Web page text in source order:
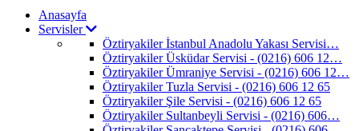
Anasayfa
Servisler
Öztiryakiler İstanbul Anadolu Yakası Servisi…
Öztiryakiler Üsküdar Servisi - (0216) 606 12…
Öztiryakiler Ümraniye Servisi - (0216) 606 12…
Öztiryakiler Tuzla Servisi - (0216) 606 12 65
Öztiryakiler Şile Servisi - (0216) 606 12 65
Öztiryakiler Sultanbeyli Servisi - (0216) 606…